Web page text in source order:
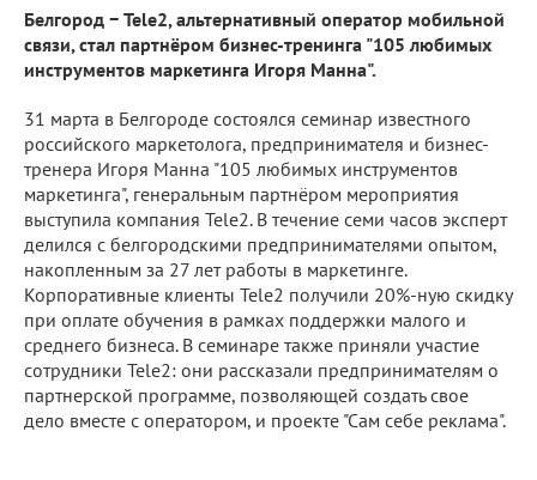
Белгород − Tele2, альтернативный оператор мобильной
связи, стал партнёром бизнес-тренинга "105 любимых
инструментов маркетинга Игоря Манна".
31 марта в Белгороде состоялся семинар известного
российского маркетолога, предпринимателя и бизнес-
тренера Игоря Манна "105 любимых инструментов
маркетинга", генеральным партнёром мероприятия
выступила компания Tele2. В течение семи часов эксперт
делился с белгородскими предпринимателями опытом,
накопленным за 27 лет работы в маркетинге.
Корпоративные клиенты Tele2 получили 20%-ную скидку
при оплате обучения в рамках поддержки малого и
среднего бизнеса. В семинаре также приняли участие
сотрудники Tele2: они рассказали предпринимателям о
партнерской программе, позволяющей создать свое
дело вместе с оператором, и проекте "Сам себе реклама".